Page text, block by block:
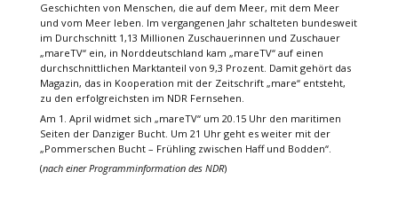
Geschichten von Menschen, die auf dem Meer, mit dem Meer
und vom Meer leben. Im vergangenen Jahr schalteten bundesweit
im Durchschnitt 1,13 Millionen Zuschauerinnen und Zuschauer
„mareTV“ ein, in Norddeutschland kam „mareTV“ auf einen
durchschnittlichen Marktanteil von 9,3 Prozent. Damit gehört das
Magazin, das in Kooperation mit der Zeitschrift „mare“ entsteht,
zu den erfolgreichsten im NDR Fernsehen.
Am 1. April widmet sich „mareTV“ um 20.15 Uhr den maritimen
Seiten der Danziger Bucht. Um 21 Uhr geht es weiter mit der
„Pommerschen Bucht – Frühling zwischen Haff und Bodden“.
(nach einer Programminformation des NDR)